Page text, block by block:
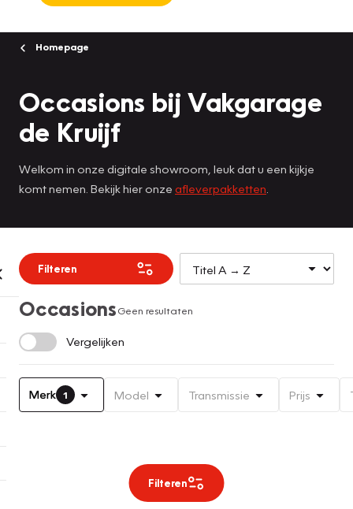
Homepage
Occasions bij Vakgarage
de Kruijf
Welkom in onze digitale showroom, leuk dat u een kijkje
komt nemen. Bekijk hier onze afleverpakketten
Filteren
OccasionsGeen resultaten
Vergelijken
Merk 1 Model Transmissie Prijs
Filteren